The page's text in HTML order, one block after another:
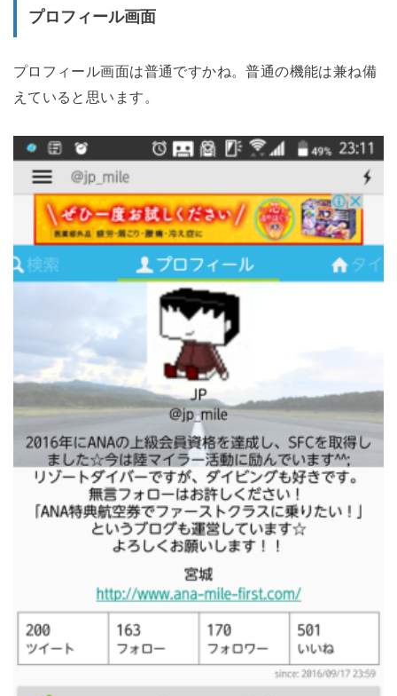
プロフィール画面
プロフィール画面は普通ですかね。普通の機能は兼ね備
えていると思います。